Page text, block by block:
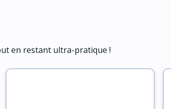
en restant ultra-pratique !